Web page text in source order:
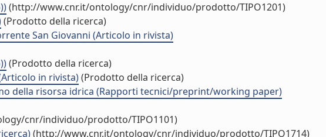
(http://www.cnr.it/ontology/cnr/individuo/prodotto/TIPO1201)
(Prodotto della ricerca)
San Giovanni (Articolo in rivista)
(Prodotto della ricerca)
in rivista)(Prodotto della ricerca)
della risorsa idrica (Rapporti tecnici/preprint/working paper)
cnr/individuo/prodotto/TIPO1101)
(http://www.cnr.it/ontology/cnr/individuo/prodotto/TIPO1714)